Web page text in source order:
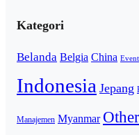
Kategori
Belanda Belgia China Event
Indonesia Jepang
Manajemen Myanmar